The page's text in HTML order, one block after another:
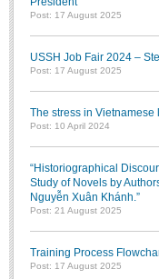
Post: 17 August 2025
USSH Job Fair 2024 –
Post: 17 August 2025
The stress in Vietnamese
Post: 10 April 2024
“Historiographical
Study of Novels by
Nguyễn Xuân Khánh.”
Post: 21 August 2025
Training Process
Post: 17 August 2025